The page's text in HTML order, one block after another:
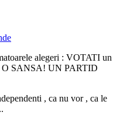
alegeri : VOTATI un
SANSA! UN PARTID
, ca nu vor , ca le